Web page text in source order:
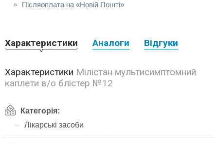
Післяоплата на «Новій Пошті»
Характеристики Аналоги Відгуки
Характеристики Мілістан мультисимптомний
каплети в/о блістер №12
Категорія:
Лікарські засоби